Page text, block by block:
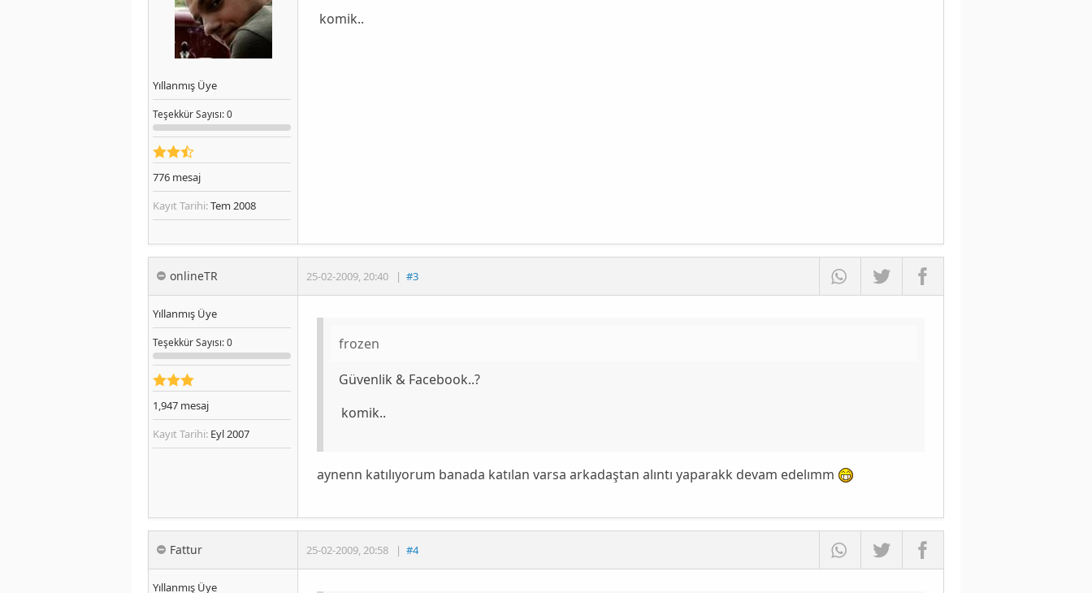
Yıllanmış Üye
TeşekkürSayısı: 0
776 mesaj
Kayıt Tarihi:Tem 2008
komik..
onlineTR 25-02-2009,20:40 | #3
Yıllanmış Üye
TeşekkürSayısı: 0
1,947 mesaj
Kayıt Tarihi: Eyl 2007
frozen
Güvenlik & Facebook..?
komik..
aynenn katılıyorum banada katılan varsa arkadaştan alıntı yaparakk devam edelımm
Fattur 25-02-2009,20:58 | #4
Yıllanmış Üye